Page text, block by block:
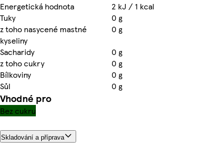
Energetická hodnota
2 kJ / 1 kcal
Tuky
0 g
z toho nasycené mastné
kyseliny
0 g
Sacharidy
0 g
z toho cukry
0 g
Bílkoviny
0 g
Sůl
0 g
Vhodné pro
Bez cukru
Skladování a příprava